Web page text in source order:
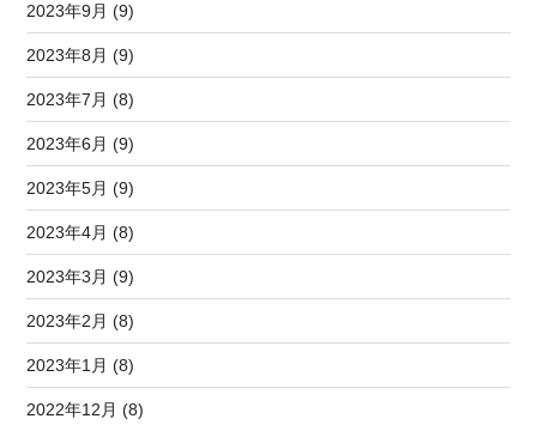
2023年9月 (9)
2023年8月 (9)
2023年7月 (8)
2023年6月 (9)
2023年5月 (9)
2023年4月 (8)
2023年3月 (9)
2023年2月 (8)
2023年1月 (8)
2022年12月 (8)